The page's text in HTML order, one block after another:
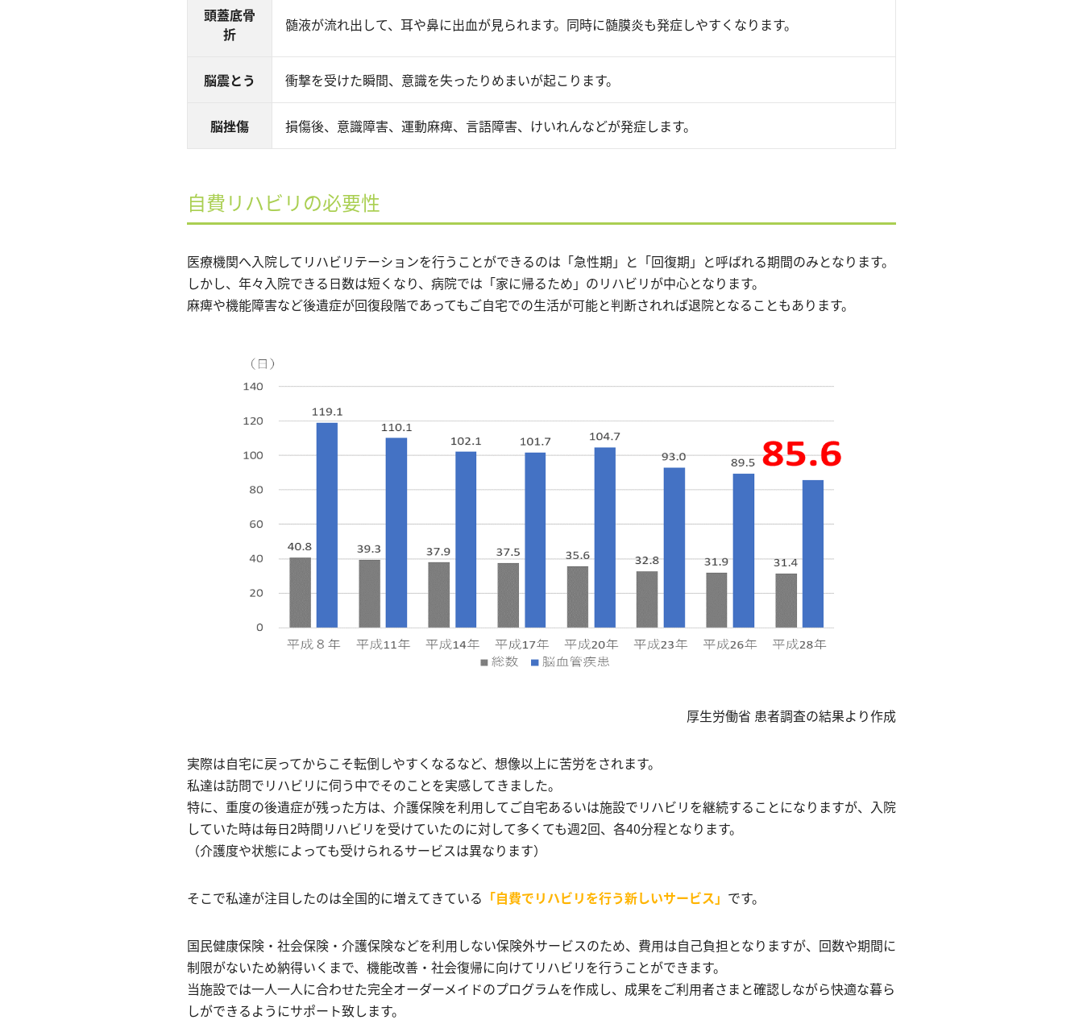
頭蓋底骨
折
髄液が流れ出して、耳や鼻に出血が見られます。同時に髄膜炎も発症しやすくなります。
脳震とう 衝撃を受けた瞬間、意識を失ったりめまいが起こります。
脳挫傷 損傷後、意識障害、運動麻痺、言語障害、けいれんなどが発症します。
自費リハビリの必要性
医療機関へ入院してリハビリテーションを行うことができるのは「急性期」と「回復期」と呼ばれる期間のみとなります。
しかし、年々入院できる日数は短くなり、病院では「家に帰るため」のリハビリが中心となります。
麻痺や機能障害など後遺症が回復段階であってもご自宅での生活が可能と判断されれば退院となることもあります。
厚生労働省 患者調査の結果より作成
実際は自宅に戻ってからこそ転倒しやすくなるなど、想像以上に苦労をされます。
私達は訪問でリハビリに伺う中でそのことを実感してきました。
特に、重度の後遺症が残った方は、介護保険を利用してご自宅あるいは施設でリハビリを継続することになりますが、入院
していた時は毎日2時間リハビリを受けていたのに対して多くても週2回、各40分程となります。
（介護度や状態によっても受けられるサービスは異なります）
そこで私達が注目したのは全国的に増えてきている 「自費でリハビリを行う新しいサービス」 です。
国民健康保険・社会保険・介護保険などを利用しない保険外サービスのため、費用は自己負担となりますが、回数や期間に
制限がないため納得いくまで、機能改善・社会復帰に向けてリハビリを行うことができます。
当施設では一人一人に合わせた完全オーダーメイドのプログラムを作成し、成果をご利用者さまと確認しながら快適な暮ら
しができるようにサポート致します。